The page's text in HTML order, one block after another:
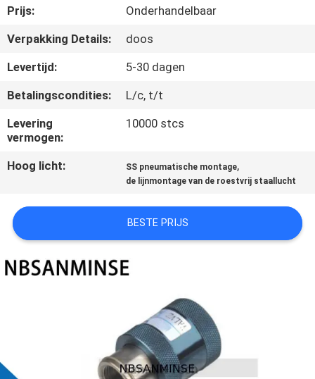
VERZOEK
CITAAT
SITEMAP
PRIVACYBELEID
Prijs:
Onderhandelbaar
Verpakking Details:
doos
Levertijd:
5-30 dagen
Betalingscondities:
L/c, t/t
Levering
vermogen:
10000 stcs
Hoog licht: SS pneumatische montage,
de lijnmontage van de roestvrij staallucht
BESTE PRIJS